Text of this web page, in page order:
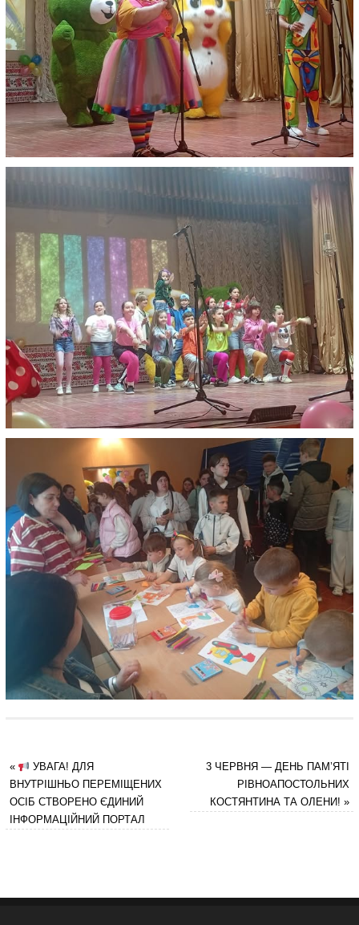
«
УВАГА! ДЛЯ
ВНУТРІШНЬО ПЕРЕМІЩЕНИХ
ОСІБ СТВОРЕНО ЄДИНИЙ
ІНФОРМАЦІЙНИЙ ПОРТАЛ
3 ЧЕРВНЯ — ДЕНЬ ПАМ’ЯТІ
РІВНОАПОСТОЛЬНИХ
КОСТЯНТИНА ТА ОЛЕНИ!»